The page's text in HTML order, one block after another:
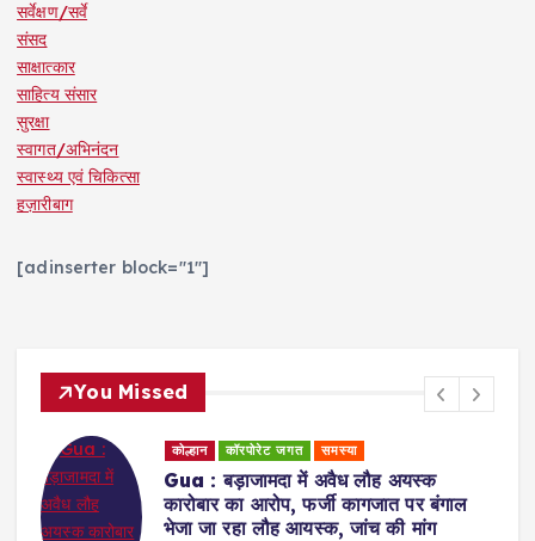
सर्वेक्षण/सर्वे
संसद
साक्षात्कार
साहित्य संसार
सुरक्षा
स्वागत/अभिनंदन
स्वास्थ्य एवं चिकित्सा
हज़ारीबाग
[adinserter block="1"]
You Missed
कोल्हान कॉरपोरेट जगत समस्या
Gua : बड़ाजामदा में अवैध लौह अयस्क
कारोबार का आरोप, फर्जी कागजात पर बंगाल
भेजा जा रहा लौह आयस्क, जांच की मांग